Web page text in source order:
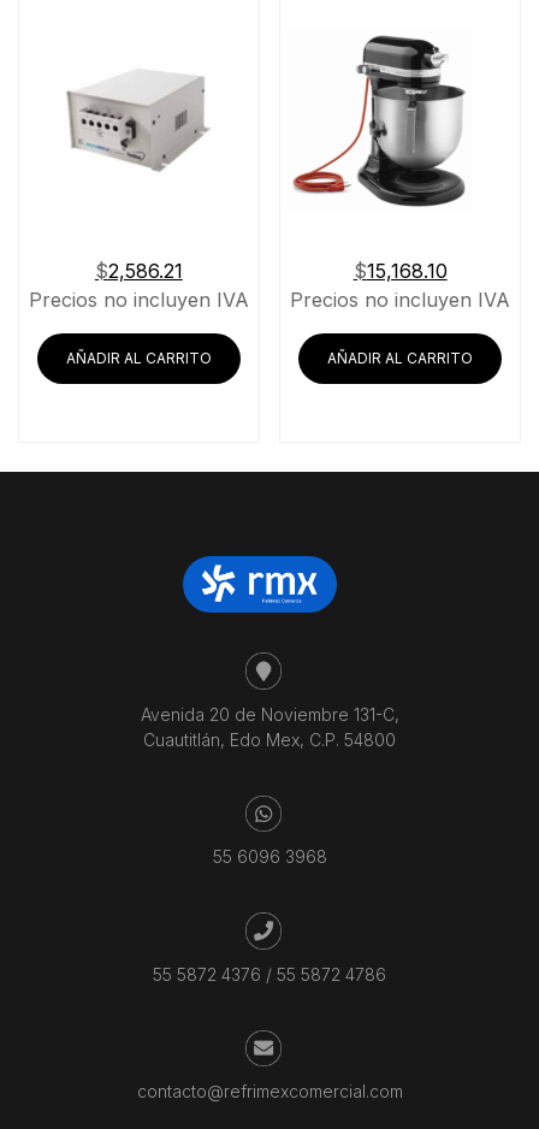
$2,586.21
Precios no incluyen IVA
AÑADIR AL CARRITO
$15,168.10
Precios no incluyen IVA
AÑADIR AL CARRITO
Avenida 20 de Noviembre 131-C,
Cuautitlán, Edo Mex, C.P. 54800
55 6096 3968
55 5872 4376 / 55 5872 4786
contacto@refrimexcomercial.com